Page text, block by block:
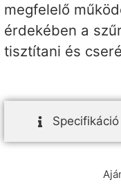
megfelelő
érdekében a
tisztítani és
Specifikáció